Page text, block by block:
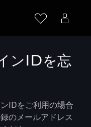
ンIDを忘
IDをご利用の場合
のメールアドレス